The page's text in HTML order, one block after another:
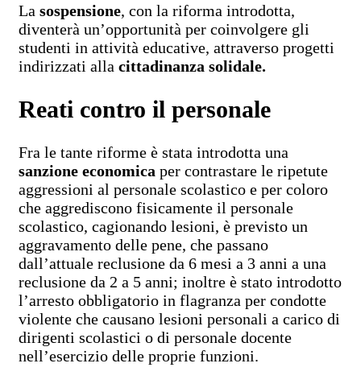
La sospensione, con la riforma introdotta,
diventerà un’opportunità per coinvolgere gli
studenti in attività educative, attraverso progetti
indirizzati alla cittadinanza solidale.
Reati contro il personale
Fra le tante riforme è stata introdotta una
sanzione economica per contrastare le ripetute
aggressioni al personale scolastico e per coloro
che aggrediscono fisicamente il personale
scolastico, cagionando lesioni, è previsto un
aggravamento delle pene, che passano
dall’attuale reclusione da 6 mesi a 3 anni a una
reclusione da 2 a 5 anni; inoltre è stato introdotto
l’arresto obbligatorio in flagranza per condotte
violente che causano lesioni personali a carico di
dirigenti scolastici o di personale docente
nell’esercizio delle proprie funzioni.